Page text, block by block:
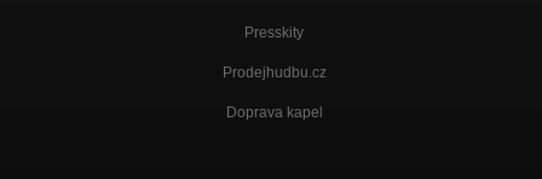
Presskity
Prodejhudbu.cz
Doprava kapel